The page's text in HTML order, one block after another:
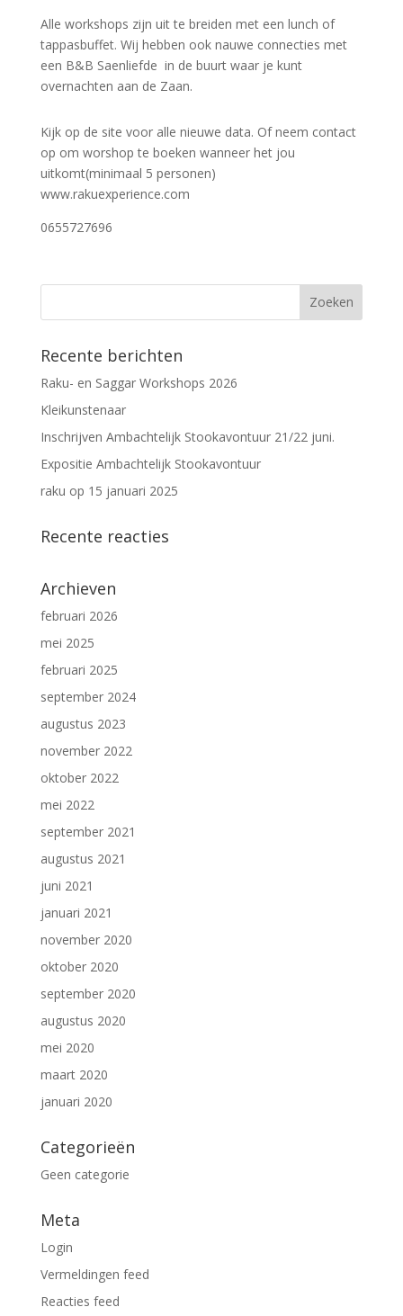
Alle workshops zijn uit te breiden met een lunch of
tappasbuffet. Wij hebben ook nauwe connecties met
een B&B Saenliefde in de buurt waar je kunt
overnachten aan de Zaan.
Kijk op de site voor alle nieuwe data. Of neem contact
op om worshop te boeken wanneer het jou
uitkomt(minimaal 5 personen)
www.rakuexperience.com
0655727696
Recente berichten
Raku- en Saggar Workshops 2026
Kleikunstenaar
Inschrijven Ambachtelijk Stookavontuur 21/22 juni.
Expositie Ambachtelijk Stookavontuur
raku op 15 januari 2025
Recente reacties
Archieven
februari 2026
mei 2025
februari 2025
september 2024
augustus 2023
november 2022
oktober 2022
mei 2022
september 2021
augustus 2021
juni 2021
januari 2021
november 2020
oktober 2020
september 2020
augustus 2020
mei 2020
maart 2020
januari 2020
Categorieën
Geen categorie
Meta
Login
Vermeldingen feed
Reacties feed